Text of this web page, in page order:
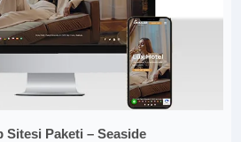
Sitesi Paketi – Seaside